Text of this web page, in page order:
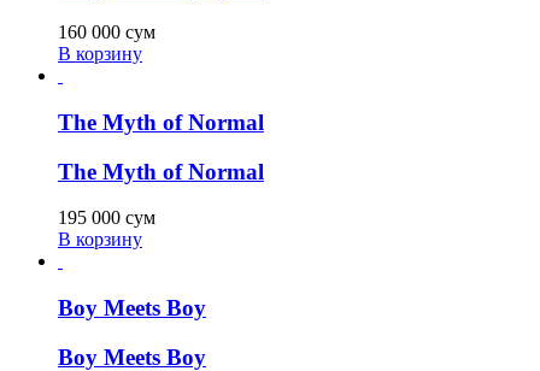
160 000 сум
В корзину
The Myth of Normal
The Myth of Normal
195 000 сум
В корзину
Boy Meets Boy
Boy Meets Boy